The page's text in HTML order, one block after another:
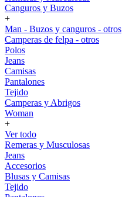
Canguros y Buzos
+
Man - Buzos y canguros - otros
Camperas de felpa - otros
Polos
Jeans
Camisas
Pantalones
Tejido
Camperas y Abrigos
Woman
+
Ver todo
Remeras y Musculosas
Jeans
Accesorios
Blusas y Camisas
Tejido